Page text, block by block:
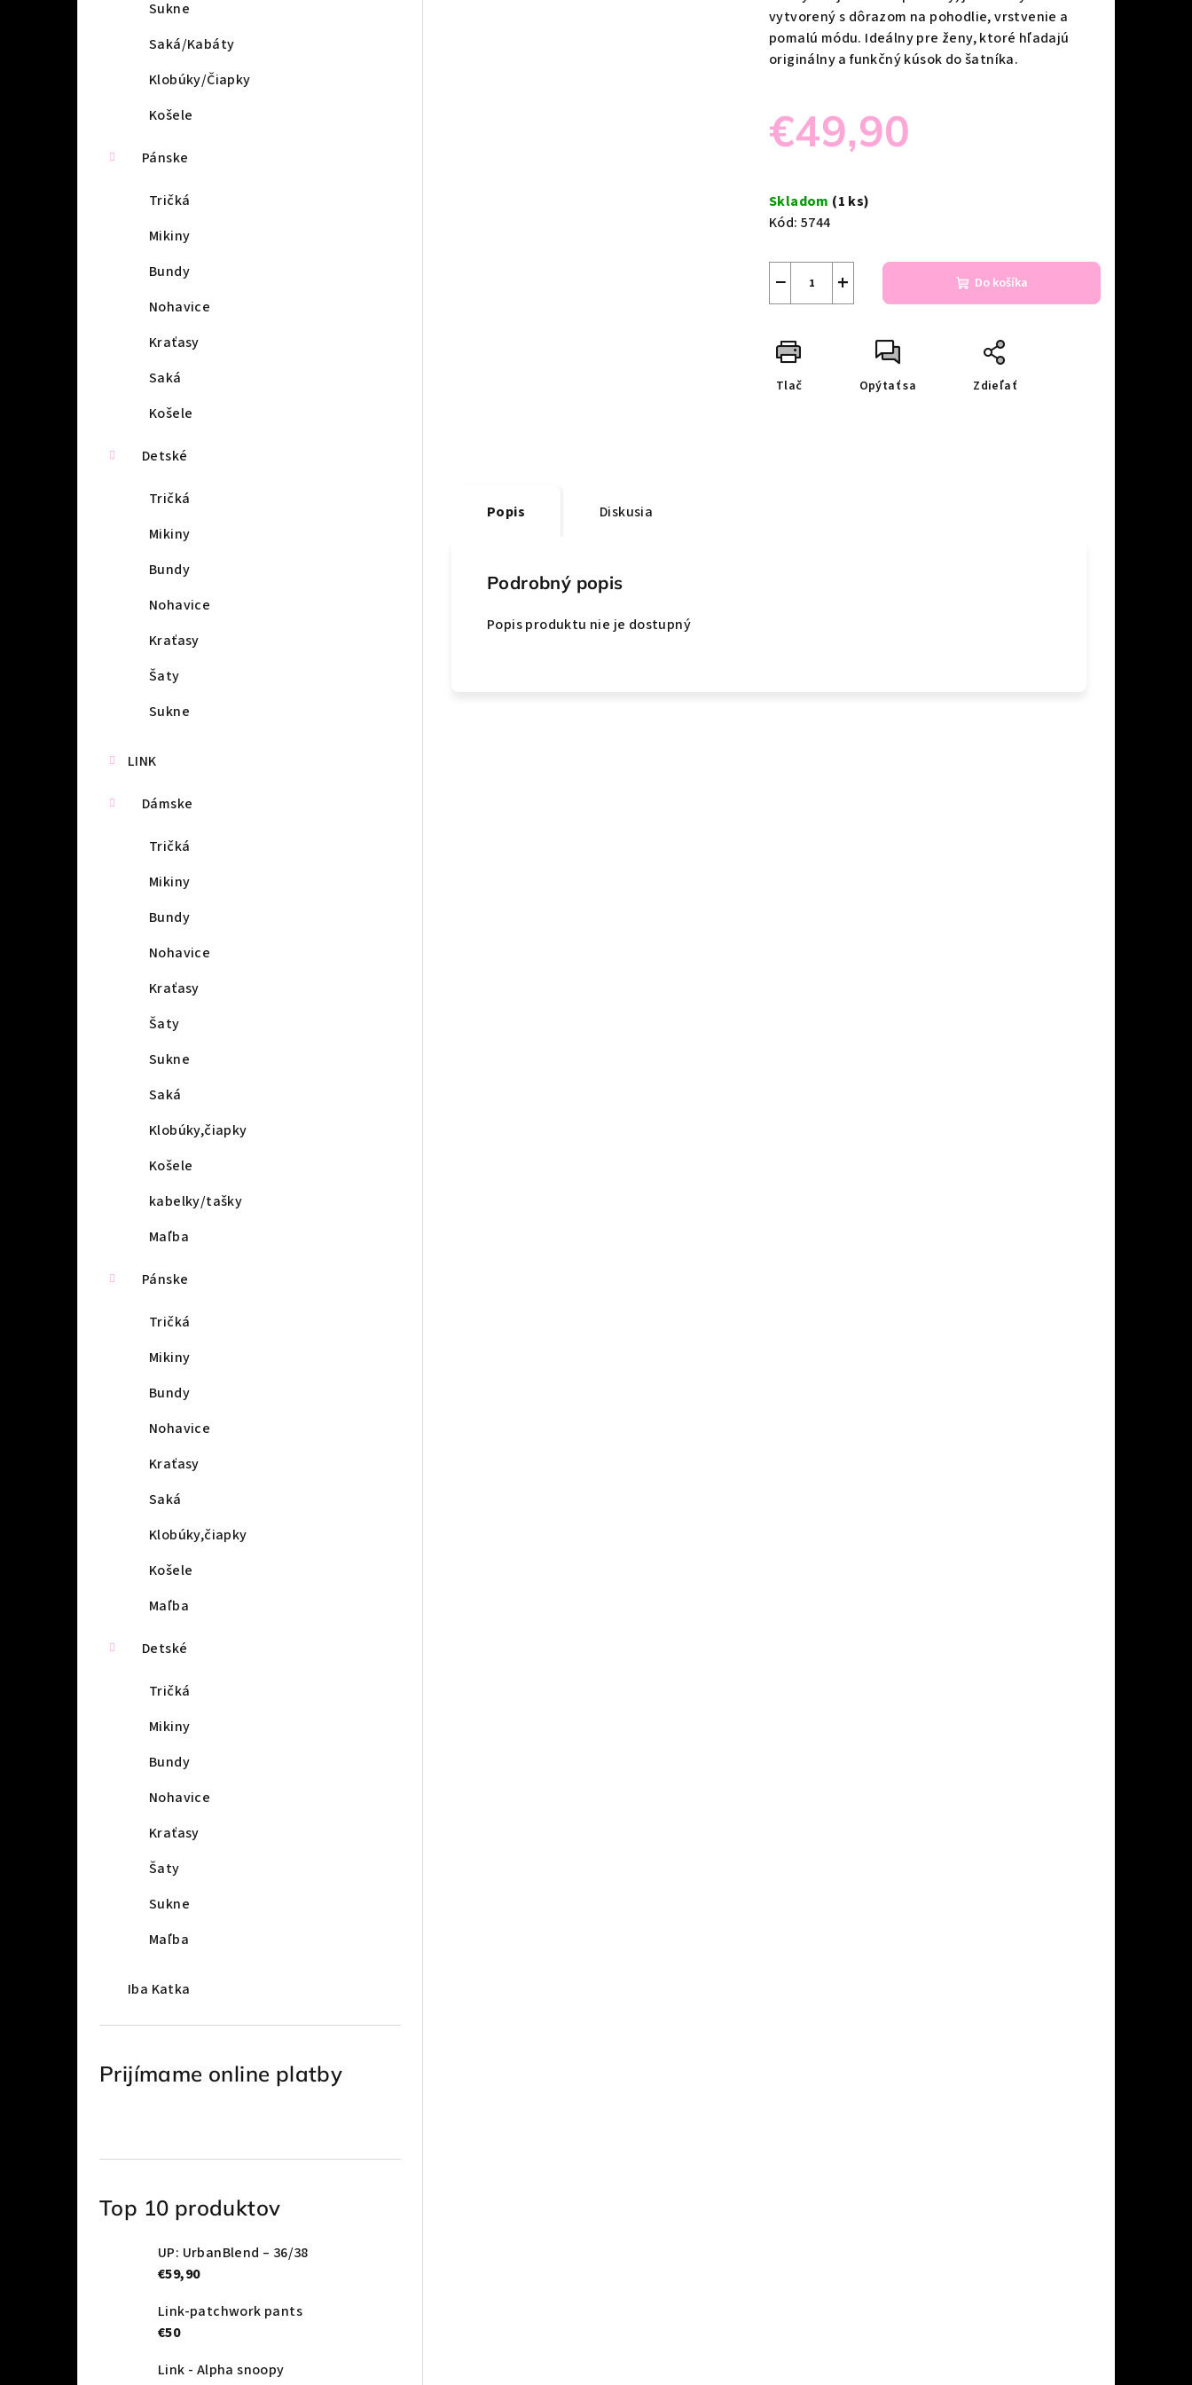
Sukne
Saká/Kabáty
Klobúky/Čiapky
Košele
Pánske
Tričká
Mikiny
Bundy
Nohavice
Kraťasy
Saká
Košele
Detské
Tričká
Mikiny
Bundy
Nohavice
Kraťasy
Šaty
Sukne
LINK
Dámske
Tričká
Mikiny
Bundy
Nohavice
Kraťasy
Šaty
Sukne
Saká
Klobúky,čiapky
Košele
kabelky/tašky
Maľba
Pánske
Tričká
Mikiny
Bundy
Nohavice
Kraťasy
Saká
Klobúky,čiapky
Košele
Maľba
Detské
Tričká
Mikiny
Bundy
Nohavice
Kraťasy
Šaty
Sukne
Maľba
Iba Katka
Prijímame online platby
Top 10 produktov
UP: UrbanBlend – 36/38
€59,90
Link-patchwork pants
€50
Link - Alpha snoopy
vytvorený s dôrazom na pohodlie, vrstvenie a
pomalú módu. Ideálny pre ženy, ktoré hľadajú
originálny a funkčný kúsok do šatníka.
€49,90
cena:
Skladom (1 ks)
Kód: 5744
+
− Do košíka
Tlač Opýtať sa Zdieľať
Popis Diskusia
Podrobný popis
Popis produktu nie je dostupný